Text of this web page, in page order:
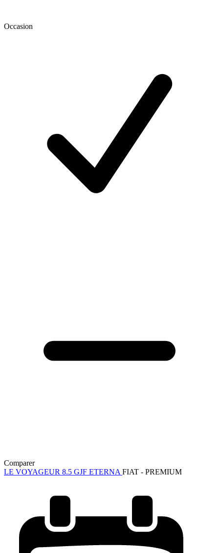
Occasion
Comparer
LE VOYAGEUR 8.5 GJF ETERNA FIAT - PREMIUM